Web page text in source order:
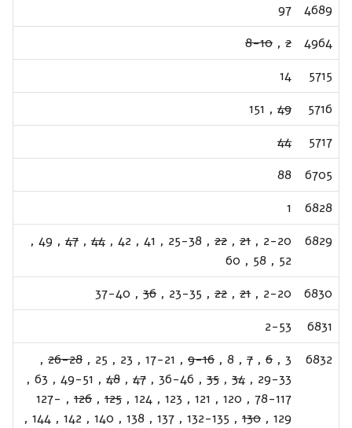
4689
97
4964
2
,
8-10
5715
14
5716
49
,
151
5717
44
6705
88
6828
1
6829
2-20
,
21
,
22
,
25-38
,
41
,
42
,
44
,
47
,
49
,
52
,
58
,
60
6830
2-20
,
21
,
22
,
23-35
,
36
,
37-40
6831
2-53
6832
3
,
6
,
7
,
8
,
9-16
,
17-21
,
23
,
25
,
26-28
,
29-33
,
34
,
35
,
36-46
,
47
,
48
,
49-51
,
63
,
78-117
,
120
,
121
,
123
,
124
,
125
,
126
,
127-
129
,
130
,
132-135
,
137
,
138
,
140
,
142
,
144
,